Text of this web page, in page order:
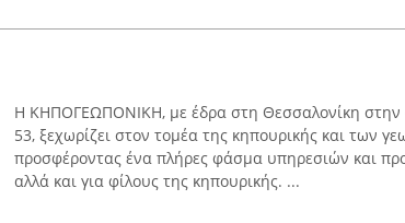
Η ΚΗΠΟΓΕΩΠΟΝΙΚΗ, με έδρα στη Θεσσαλονίκη στην
53, ξεχωρίζει στον τομέα της κηπουρικής και των
προσφέροντας ένα πλήρες φάσμα υπηρεσιών και
αλλά και για φίλους της κηπουρικής. ...